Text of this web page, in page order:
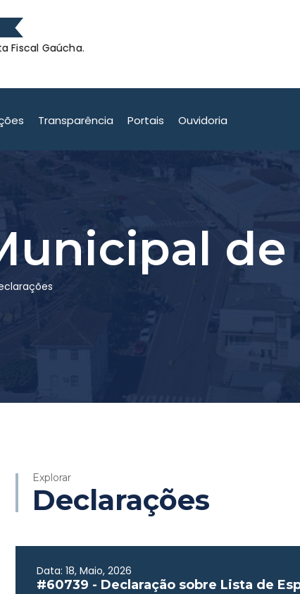
Gaúcha.
Transparência Portais Ouvidoria
Explorar
Declarações
Data: 18, Maio, 2026
#60739 - Declaração sobre Lista de